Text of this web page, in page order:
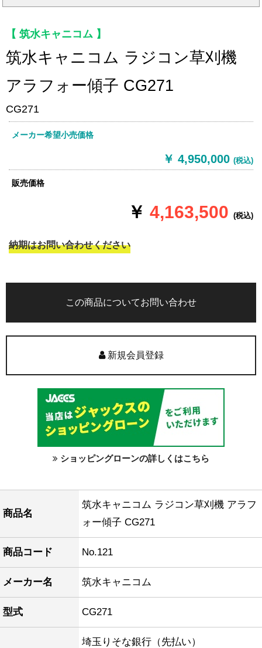
筑水キャニコム
筑水キャニコム ラジコン草刈機
アラフォー傾子 CG271
CG271
メーカー希望小売価格
￥ 4,950,000 (税込)
販売価格
￥ 4,163,500 (税込)
納期はお問い合わせください
この商品についてお問い合わせ
新規会員登録
ショッピングローンの詳しくはこちら
商品名
筑水キャニコム ラジコン草刈機 アラフ
ォー傾子 CG271
商品コード No.121
メーカー名 筑水キャニコム
型式 CG271
埼玉りそな銀行（先払い）